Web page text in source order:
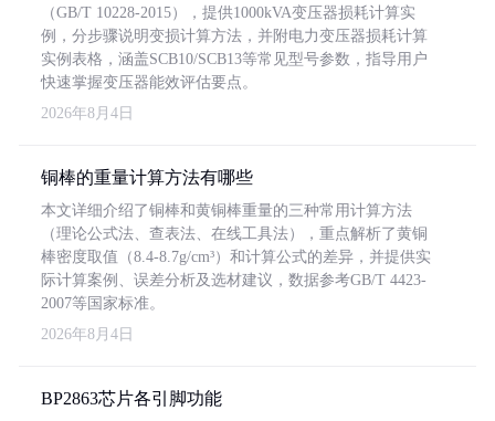
（GB/T 10228-2015），提供1000kVA变压器损耗计算实
例，分步骤说明变损计算方法，并附电力变压器损耗计算
实例表格，涵盖SCB10/SCB13等常见型号参数，指导用户
快速掌握变压器能效评估要点。
2026年8月4日
铜棒的重量计算方法有哪些
本文详细介绍了铜棒和黄铜棒重量的三种常用计算方法
（理论公式法、查表法、在线工具法），重点解析了黄铜
棒密度取值（8.4-8.7g/cm³）和计算公式的差异，并提供实
际计算案例、误差分析及选材建议，数据参考GB/T 4423-
2007等国家标准。
2026年8月4日
BP2863芯片各引脚功能